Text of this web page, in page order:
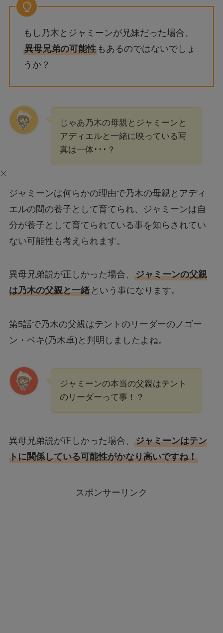
もし乃木とジャミーンが兄妹だった場合、
異母兄弟の可能性もあるのではないでしょ
うか？
じゃあ乃木の母親とジャミーンと
アディエルと一緒に映っている写
真は一体･･･？
ジャミーンは何らかの理由で乃木の母親とアディ
エルの間の養子として育てられ、ジャミーンは自
分が養子として育てられている事を知らされてい
ない可能性も考えられます。
異母兄弟説が正しかった場合、 ジャミーンの父親
は乃木の父親と一緒という事になります。
第5話で乃木の父親はテントのリーダーのノゴー
ン・ベキ(乃木卓)と判明しましたよね。
ジャミーンの本当の父親はテント
のリーダーって事！？
異母兄弟説が正しかった場合、 ジャミーンはテン
トに関係している可能性がかなり高いですね！
スポンサーリンク